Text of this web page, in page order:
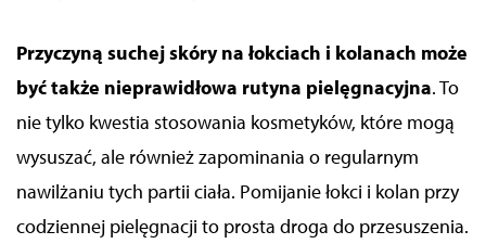
Przyczyną suchej skóry na łokciach i kolanach może
być także nieprawidłowa rutyna pielęgnacyjna. To
nie tylko kwestia stosowania kosmetyków, które mogą
wysuszać, ale również zapominania o regularnym
nawilżaniu tych partii ciała. Pomijanie łokci i kolan przy
codziennej pielęgnacji to prosta droga do przesuszenia.